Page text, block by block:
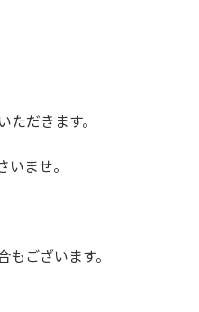
だきます。
ませ。
ございます。